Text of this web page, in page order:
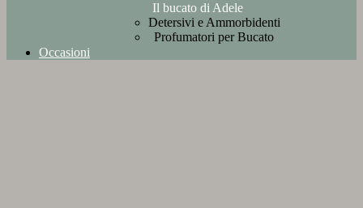
Il bucato di Adele
Detersivi e Ammorbidenti
Profumatori per Bucato
Occasioni